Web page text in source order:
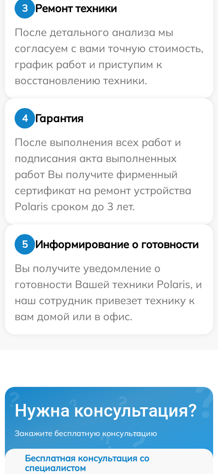
3
Ремонт техники
После детального анализа мы
согласуем с вами точную стоимость,
график работ и приступим к
восстановлению техники.
4
Гарантия
После выполнения всех работ и
подписания акта выполненных
работ Вы получите фирменный
сертификат на ремонт устройства
Polaris сроком до 3 лет.
5
Информирование о готовности
Вы получите уведомление о
готовности Вашей техники Polaris, и
наш сотрудник привезет технику к
вам домой или в офис.
Нужна консультация?
Закажите бесплатную консультацию
Бесплатная консультация со
специалистом